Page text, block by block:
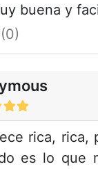
buena y
I do not
rica, rica,
es lo que